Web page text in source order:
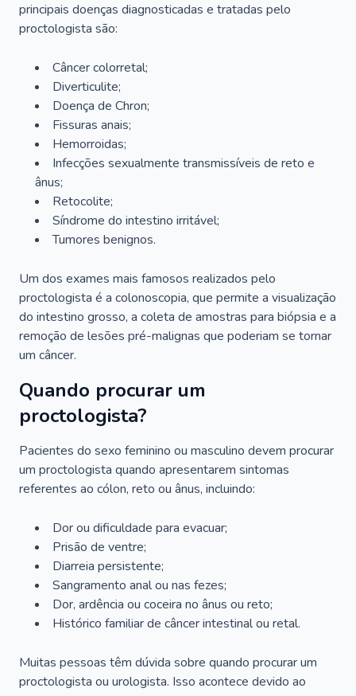
principais doenças diagnosticadas e tratadas pelo
proctologista são:
Câncer colorretal;
Diverticulite;
Doença de Chron;
Fissuras anais;
Hemorroidas;
Infecções sexualmente transmissíveis de reto e
ânus;
Retocolite;
Síndrome do intestino irritável;
Tumores benignos.
Um dos exames mais famosos realizados pelo
proctologista é a colonoscopia, que permite a visualização
do intestino grosso, a coleta de amostras para biópsia e a
remoção de lesões pré-malignas que poderiam se tornar
um câncer.
Quando procurar um
proctologista?
Pacientes do sexo feminino ou masculino devem procurar
um proctologista quando apresentarem sintomas
referentes ao cólon, reto ou ânus, incluindo:
Dor ou dificuldade para evacuar;
Prisão de ventre;
Diarreia persistente;
Sangramento anal ou nas fezes;
Dor, ardência ou coceira no ânus ou reto;
Histórico familiar de câncer intestinal ou retal.
Muitas pessoas têm dúvida sobre quando procurar um
proctologista ou urologista. Isso acontece devido ao